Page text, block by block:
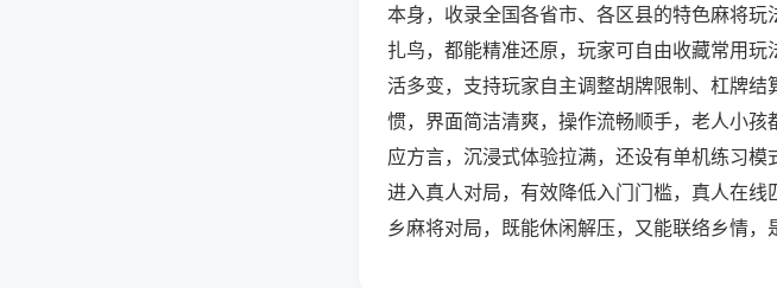
本身，收录全国各省市、各区县的特色麻将玩
扎鸟，都能精准还原，玩家可自由收藏常用
活多变，支持玩家自主调整胡牌限制、杠牌
惯，界面简洁清爽，操作流畅顺手，老人小
应方言，沉浸式体验拉满，还设有单机练习
进入真人对局，有效降低入门门槛，真人在
乡麻将对局，既能休闲解压，又能联络乡情，